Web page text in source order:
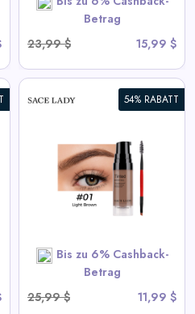
Betrag
23,99 $
15,99 $
54% RABATT
Bis zu 6% Cashback-
Betrag
25,99 $
11,99 $